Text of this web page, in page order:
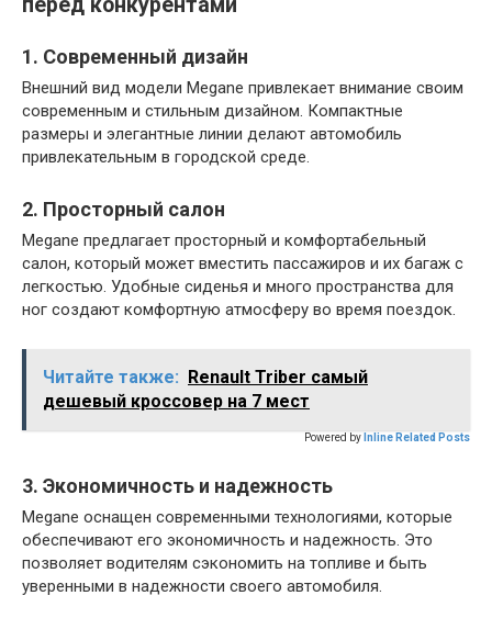
перед конкурентами
1. Современный дизайн
Внешний вид модели Megane привлекает внимание своим
современным и стильным дизайном. Компактные
размеры и элегантные линии делают автомобиль
привлекательным в городской среде.
2. Просторный салон
Megane предлагает просторный и комфортабельный
салон, который может вместить пассажиров и их багаж с
легкостью. Удобные сиденья и много пространства для
ног создают комфортную атмосферу во время поездок.
Читайте также:
Renault Triber самый
дешевый кроссовер на 7 мест
Powered by Inline Related Posts
3. Экономичность и надежность
Megane оснащен современными технологиями, которые
обеспечивают его экономичность и надежность. Это
позволяет водителям сэкономить на топливе и быть
уверенными в надежности своего автомобиля.